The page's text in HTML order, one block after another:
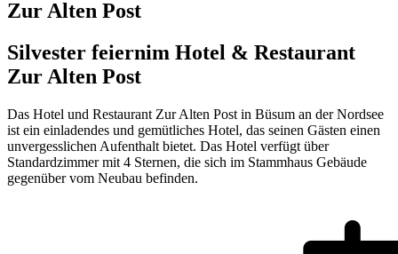
Zur Alten Post
Silvester feiernim Hotel & Restaurant
Zur Alten Post
Das Hotel und Restaurant Zur Alten Post in Büsum an der Nordsee
ist ein einladendes und gemütliches Hotel, das seinen Gästen einen
unvergesslichen Aufenthalt bietet. Das Hotel verfügt über
Standardzimmer mit 4 Sternen, die sich im Stammhaus Gebäude
gegenüber vom Neubau befinden.